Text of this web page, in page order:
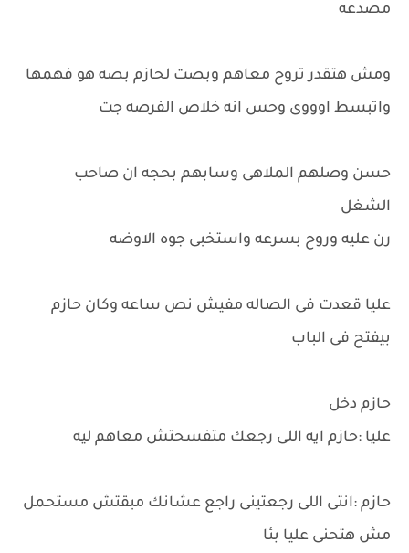
مصدعه
ومش هتقدر تروح معاهم وبصت لحازم بصه هو فهمها
واتبسط اوووى وحس انه خلاص الفرصه جت
حسن وصلهم الملاهى وسابهم بحجه ان صاحب
الشغل
رن عليه وروح بسرعه واستخبى جوه الاوضه
عليا قعدت فى الصاله مفيش نص ساعه وكان حازم
بيفتح فى الباب
حازم دخل
عليا :حازم ايه اللى رجعك متفسحتش معاهم ليه
حازم :انتى اللى رجعتينى راجع عشانك مبقتش مستحمل
مش هتحنى عليا بئا